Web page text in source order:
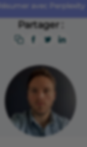
Résumer avec Perplexity
Partager :